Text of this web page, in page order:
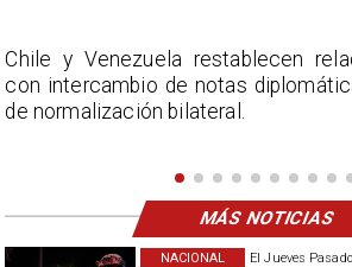
El Jueves
NACIONAL
La Confederación Nacional de
considera inaceptable que se
Campillai como 'señora de feria',
MÁS NOTICIAS